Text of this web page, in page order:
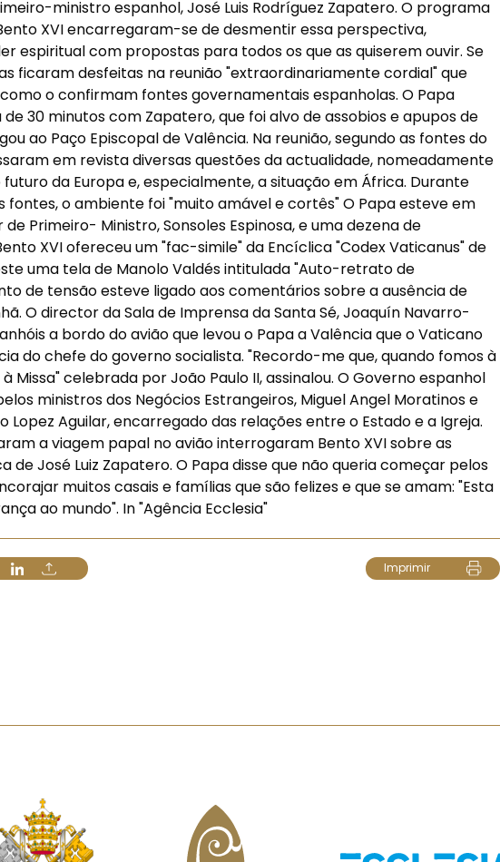
ministro espanhol, José Luis Rodríguez Zapatero. O programa
XVI encarregaram-se de desmentir essa perspectiva,
espiritual com propostas para todos os que as quiserem ouvir. Se
ficaram desfeitas na reunião "extraordinariamente cordial" que
o confirmam fontes governamentais espanholas. O Papa
30 minutos com Zapatero, que foi alvo de assobios e apupos de
ao Paço Episcopal de Valência. Na reunião, segundo as fontes do
em revista diversas questões da actualidade, nomeadamente
da Europa e, especialmente, a situação em África. Durante
fontes, o ambiente foi "muito amável e cortês" O Papa esteve em
Primeiro- Ministro, Sonsoles Espinosa, e uma dezena de
XVI ofereceu um "fac-simile" da Encíclica "Codex Vaticanus" de
uma tela de Manolo Valdés intitulada "Auto-retrato de
de tensão esteve ligado aos comentários sobre a ausência de
O director da Sala de Imprensa da Santa Sé, Joaquín Navarro-
a bordo do avião que levou o Papa a Valência que o Vaticano
do chefe do governo socialista. "Recordo-me que, quando fomos à
Missa" celebrada por João Paulo II, assinalou. O Governo espanhol
ministros dos Negócios Estrangeiros, Miguel Angel Moratinos e
Lopez Aguilar, encarregado das relações entre o Estado e a Igreja.
a viagem papal no avião interrogaram Bento XVI sobre as
José Luiz Zapatero. O Papa disse que não queria começar pelos
muitos casais e famílias que são felizes e que se amam: "Esta
ao mundo". In "Agência Ecclesia"
Imprimir